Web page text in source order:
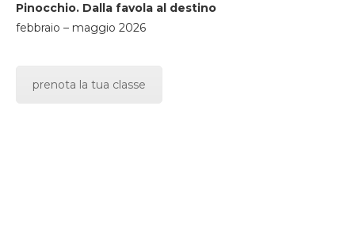
Pinocchio. Dalla favola al destino
febbraio – maggio 2026
prenota la tua classe